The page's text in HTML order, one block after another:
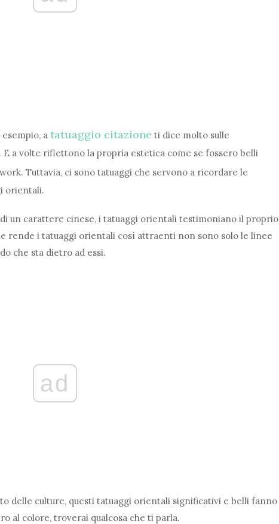
a tatuaggio citazione ti dice molto sulle
E a volte riflettono la propria estetica come se fossero belli
Tuttavia, ci sono tatuaggi che servono a ricordare le
orientali.
un carattere cinese, i tatuaggi orientali testimoniano il proprio
rende i tatuaggi orientali così attraenti non sono solo le linee
che sta dietro ad essi.
ad
delle culture, questi tatuaggi orientali significativi e belli fanno
al colore, troverai qualcosa che ti parla.